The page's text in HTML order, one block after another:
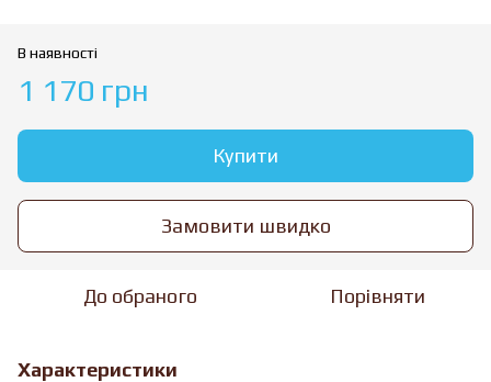
В наявності
1 170 грн
Купити
Замовити швидко
До обраного Порівняти
Характеристики